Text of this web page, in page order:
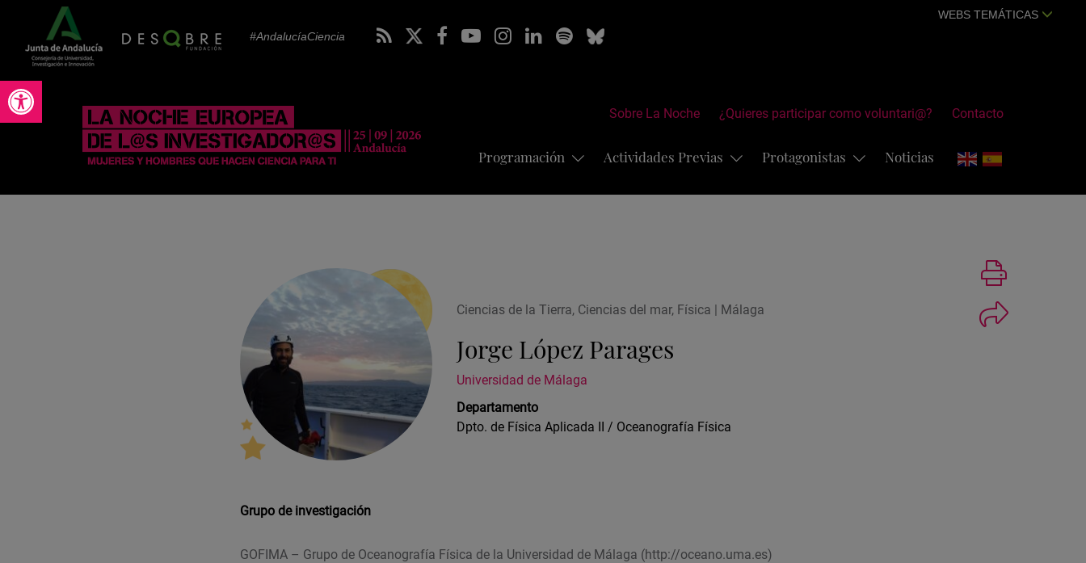
Abrir barra de herramientas
#AndalucíaCiencia
WEBS TEMÁTICAS
Sobre La Noche ¿Quieres participar como voluntari@? Contacto
Programación Actividades Previas Protagonistas Noticias
Ciencias de la Tierra, Ciencias del mar, Física | Málaga
Jorge López Parages
Universidad de Málaga
Departamento
Dpto. de Física Aplicada II / Oceanografía Física
Grupo de investigación
GOFIMA – Grupo de Oceanografía Física de la Universidad de Málaga (http://oceano.uma.es)